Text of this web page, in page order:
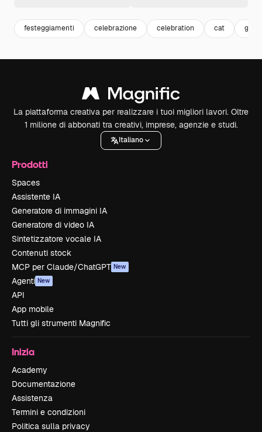
festeggiamenti celebrazione celebration cat gatto
La piattaforma creativa per realizzare i tuoi migliori lavori. Oltre
1 milione di abbonati tra creativi, imprese, agenzie e studi.
Italiano
Prodotti
Spaces
Assistente IA
Generatore di immagini IA
Generatore di video IA
Sintetizzatore vocale IA
Contenuti stock
MCP per Claude/ChatGPT New
Agenti New
API
App mobile
Tutti gli strumenti Magnific
Inizia
Academy
Documentazione
Assistenza
Termini e condizioni
Politica sulla privacy